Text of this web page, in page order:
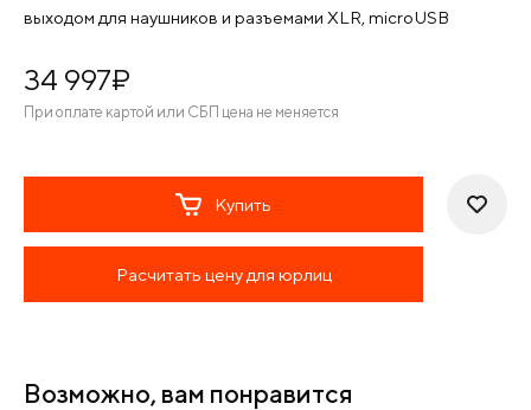
выходом для наушников и разъемами XLR, microUSB
34 997¤
При оплате картой или СБП цена не меняется
Купить
Расчитать цену для юрлиц
Возможно, вам понравится